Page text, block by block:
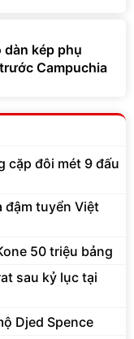
dàn kép phụ
Campuchia
cặp đôi mét 9 đấu
đậm tuyển Việt
50 triệu bảng
sau kỷ lục tại
Djed Spence